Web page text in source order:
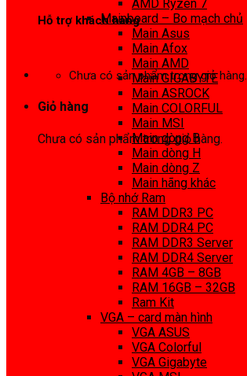
Hỗ trợ khách hàng
Chưa có sản phẩm trong giỏ hàng.
Giỏ hàng
Chưa có sản phẩm trong giỏ hàng.
AMD Ryzen 7
Mainboard – Bo mạch chủ
Main Asus
Main Afox
Main AMD
Main GIGABYTE
Main ASROCK
Main COLORFUL
Main MSI
Main dòng B
Main dòng H
Main dòng Z
Main hãng khác
Bộ nhớ Ram
RAM DDR3 PC
RAM DDR4 PC
RAM DDR3 Server
RAM DDR4 Server
RAM 4GB – 8GB
RAM 16GB – 32GB
Ram Kit
VGA – card màn hình
VGA ASUS
VGA Colorful
VGA Gigabyte